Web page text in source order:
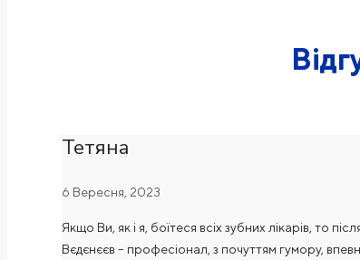
Тетяна
6 Вересня, 2023
Якщо Ви, як і я, боїтеся всіх зубних лікарів, то
Вєдєнєєв – професіонал, з почуттям гумору,